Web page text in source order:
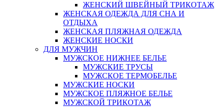
ЖЕНСКИЙ ШВЕЙНЫЙ ТРИКОТАЖ
ЖЕНСКАЯ ОДЕЖДА ДЛЯ СНА И
ОТДЫХА
ЖЕНСКАЯ ПЛЯЖНАЯ ОДЕЖДА
ЖЕНСКИЕ НОСКИ
ДЛЯ МУЖЧИН
МУЖСКОЕ НИЖНЕЕ БЕЛЬЕ
МУЖСКИЕ ТРУСЫ
МУЖСКОЕ ТЕРМОБЕЛЬЕ
МУЖСКИЕ НОСКИ
МУЖСКОЕ ПЛЯЖНОЕ БЕЛЬЕ
МУЖСКОЙ ТРИКОТАЖ